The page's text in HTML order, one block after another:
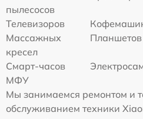
пылесосов
Телевизоров
Массажных
кресел
Планшетов
Смарт-часов
МФУ
Мы занимаемся ремонтом и
обслуживанием техники